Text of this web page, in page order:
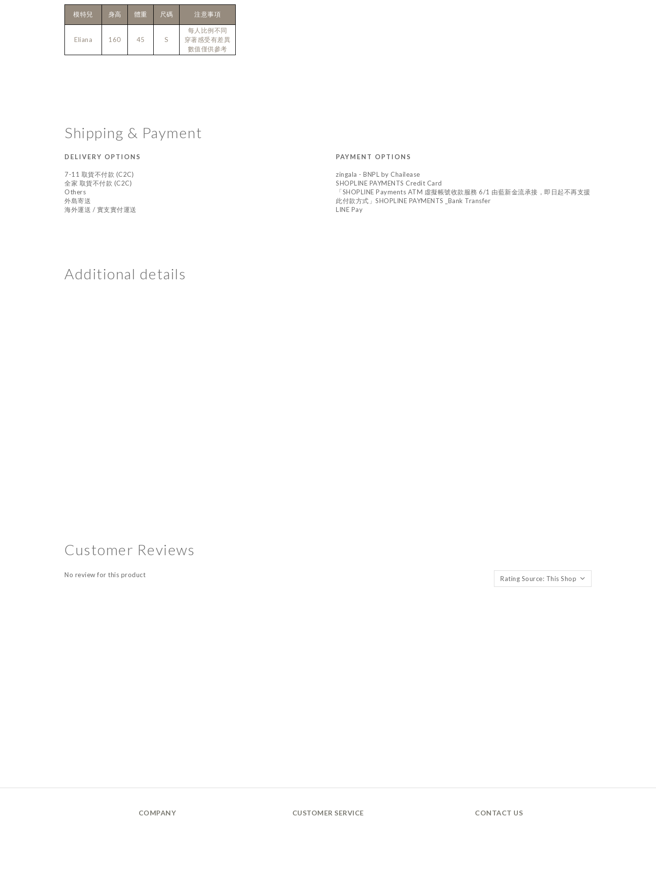
模特兒 身高 體重 尺碼 注意事項
Eliana 160 45 S
每人比例不同
穿著感受有差異
數值僅供參考
Shipping & Payment
DELIVERY OPTIONS
7-11 取貨不付款 (C2C)
全家 取貨不付款 (C2C)
Others
外島寄送
海外運送 / 實支實付運送
PAYMENT OPTIONS
zingala - BNPL by Chailease
SHOPLINE PAYMENTS Credit Card
「SHOPLINE Payments ATM 虛擬帳號收款服務 6/1 由藍新金流承接，即日起不再支援
此付款方式」SHOPLINE PAYMENTS _Bank Transfer
LINE Pay
Additional details
Customer Reviews
No review for this product
COMPANY CUSTOMER SERVICE CONTACT US